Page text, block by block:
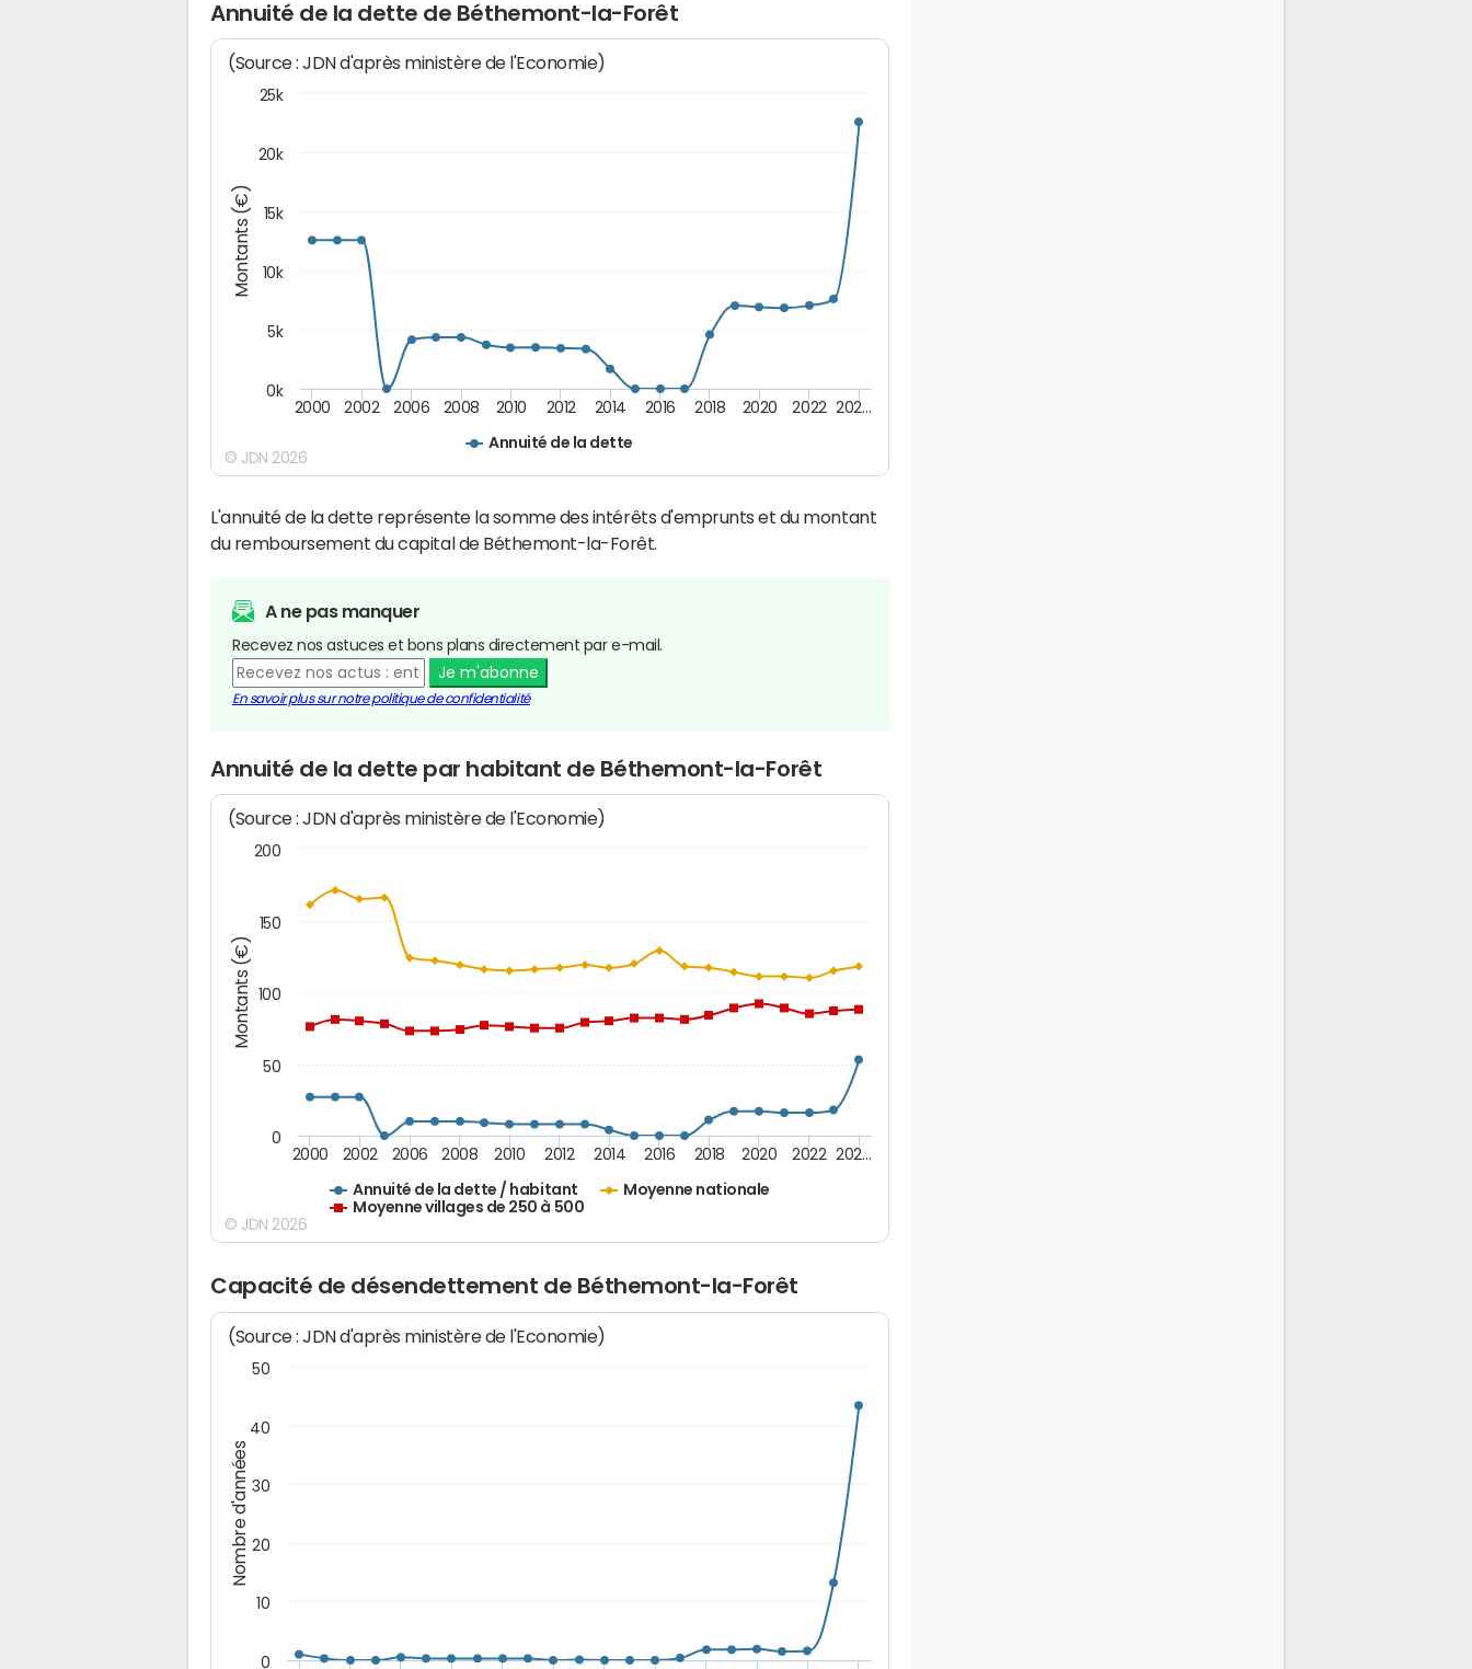
Annuité de la dette de Béthemont-la-Forêt
Montants (€)
(Source : JDN d'après ministère de l'Economie)
Annuité de la dette
2000 2002 2006 2008 2010 2012 2014 2016 2018 2020 2022 202…
0k
5k
10k
15k
20k
25k
© JDN 2026
L'annuité de la dette représente la somme des intérêts d'emprunts et du montant
du remboursement du capital de Béthemont-la-Forêt.
A ne pas manquer
Recevez nos astuces et bons plans directement par e-mail.
Je m'abonne
En savoir plus sur notre politique de confidentialité
Annuité de la dette par habitant de Béthemont-la-Forêt
Montants (€)
(Source : JDN d'après ministère de l'Economie)
Annuité de la dette / habitant
Moyenne nationale
Moyenne villages de 250 à 500
2000 2002 2006 2008 2010 2012 2014 2016 2018 2020 2022 202…
0
50
100
150
200
© JDN 2026
Capacité de désendettement de Béthemont-la-Forêt
Nombre d'années
(Source : JDN d'après ministère de l'Economie)
0
10
20
30
40
50